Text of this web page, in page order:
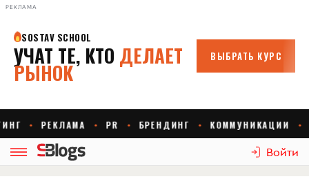
РЕКЛАМА
Войти